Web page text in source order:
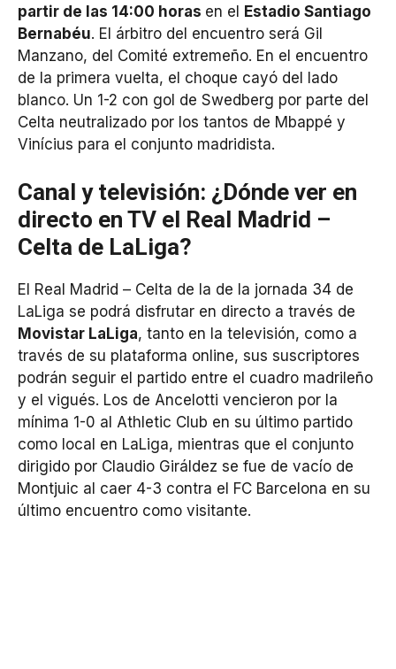
partir de las 14:00 horas en el
Estadio Santiago
Bernabéu. El árbitro del encuentro será Gil
Manzano, del Comité extremeño. En el encuentro
de la primera vuelta, el choque cayó del lado
blanco. Un 1-2 con gol de Swedberg por parte del
Celta neutralizado por los tantos de Mbappé y
Vinícius para el conjunto madridista.
Canal y televisión: ¿Dónde ver en
directo en TV el Real Madrid –
Celta de LaLiga?
El Real Madrid – Celta de la de la jornada 34 de
LaLiga se podrá disfrutar en directo a través de
Movistar LaLiga, tanto en la televisión, como a
través de su plataforma online, sus suscriptores
podrán seguir el partido entre el cuadro madrileño
y el vigués. Los de Ancelotti vencieron por la
mínima 1-0 al Athletic Club en su último partido
como local en LaLiga, mientras que el conjunto
dirigido por Claudio Giráldez se fue de vacío de
Montjuic al caer 4-3 contra el FC Barcelona en su
último encuentro como visitante.